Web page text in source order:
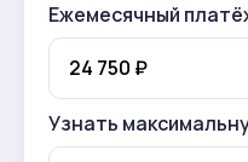
Ежемесячный
Узнать